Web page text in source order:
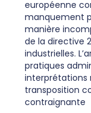
européenne
manquement
manière
de la directive
industrielles.
pratiques
interprétations
transposition
contraignante